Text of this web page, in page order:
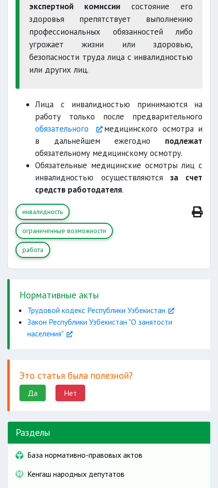
экспертной комиссии состояние его
здоровья препятствует выполнению
профессиональных обязанностей либо
угрожает жизни или здоровью,
безопасности труда лица с инвалидностью
или других лиц.
Лица с инвалидностью принимаются на
работу только после предварительного
обязательного
медицинского осмотра и
в дальнейшем ежегодно подлежат
обязательному медицинскому осмотру.
Обязательные медицинские осмотры лиц с
инвалидностью осуществляютсяза счет
средств работодателя.
инвалидность
ограниченные возможности
работа
Нормативные акты
Трудовой кодекс Республики Узбекистан
Закон Республики Узбекистан "О занятости
населения"
Это статья была полезной?
Да Нет
Разделы
База нормативно-правовых актов
Кенгаш народных депутатов